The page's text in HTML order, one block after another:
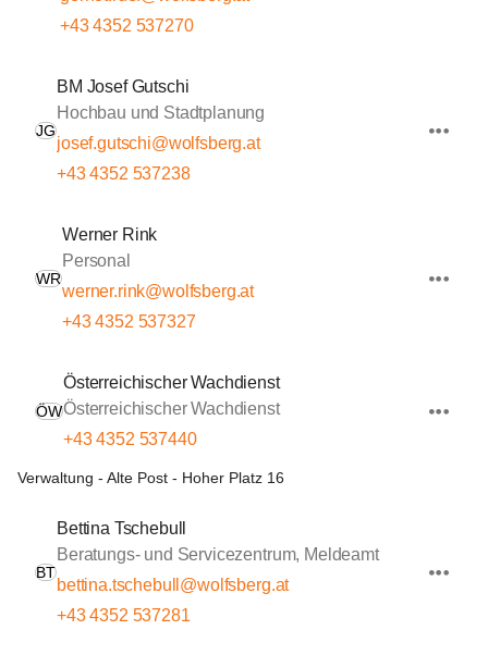
+43 4352 537270
JG
BM Josef Gutschi
Hochbau und Stadtplanung
josef.gutschi@wolfsberg.at
+43 4352 537238
WR
Werner Rink
Personal
werner.rink@wolfsberg.at
+43 4352 537327
ÖW
Österreichischer Wachdienst
Österreichischer Wachdienst
+43 4352 537440
Verwaltung - Alte Post - Hoher Platz 16
BT
Bettina Tschebull
Beratungs- und Servicezentrum, Meldeamt
bettina.tschebull@wolfsberg.at
+43 4352 537281